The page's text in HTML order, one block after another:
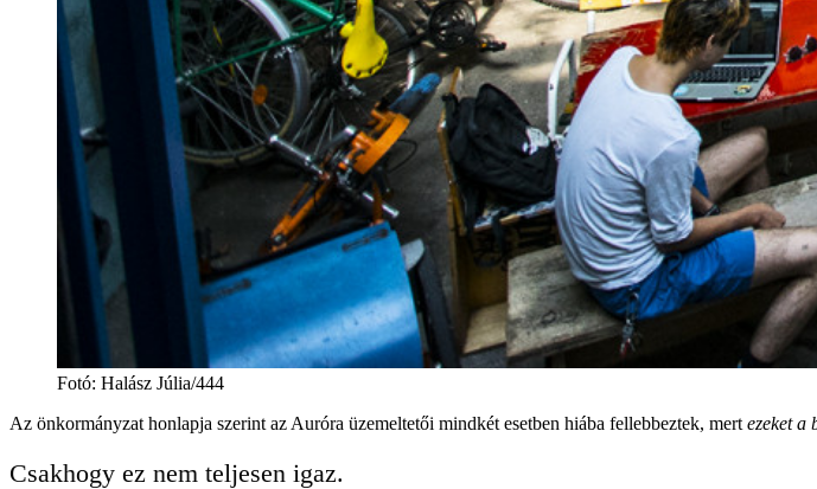
Fotó: Halász Júlia/444
Az önkormányzat honlapja szerint az Auróra üzemeltetői mindkét esetben hiába fellebbeztek, mert ezeket a
Csakhogy ez nem teljesen igaz.